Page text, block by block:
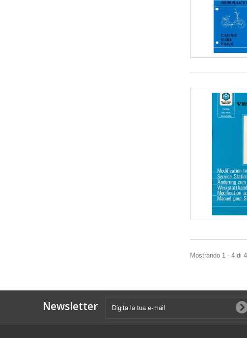
Mostrando 1 - 4 di
Newsletter